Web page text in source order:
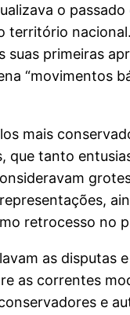
o
território nacional.
suas primeiras
“movimentos
mais
que tanto
retrocesso no
as disputas
as correntes
e